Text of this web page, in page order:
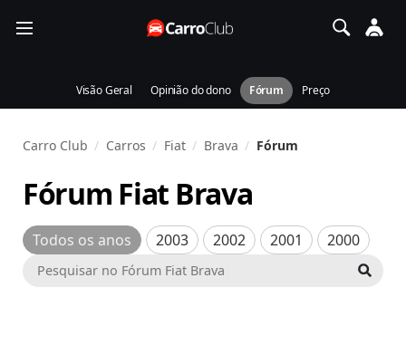
Visão Geral Opinião do dono Fórum Preço
Carro Club Carros Fiat Brava Fórum
Fórum Fiat Brava
Todos os anos 2003 2002 2001 2000